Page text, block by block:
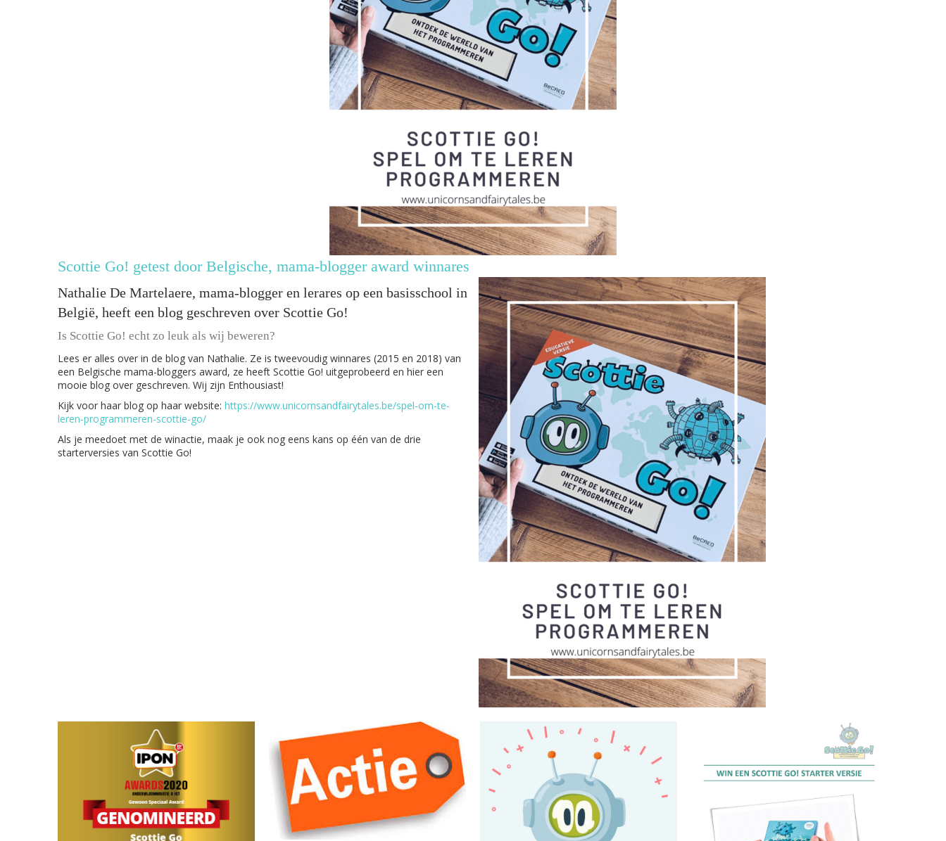
Scottie Go! getest door Belgische, mama-blogger award winnares
Nathalie De Martelaere, mama-blogger en lerares op een basisschool in
België, heeft een blog geschreven over Scottie Go!
Is Scottie Go! echt zo leuk als wij beweren?
Lees er alles over in de blog van Nathalie. Ze is tweevoudig winnares (2015 en 2018) van
een Belgische mama-bloggers award, ze heeft Scottie Go! uitgeprobeerd en hier een
mooie blog over geschreven. Wij zijn Enthousiast!
Kijk voor haar blog op haar website: https://www.unicornsandfairytales.be/spel-om-te-
leren-programmeren-scottie-go/
Als je meedoet met de winactie, maak je ook nog eens kans op één van de drie
starterversies van Scottie Go!